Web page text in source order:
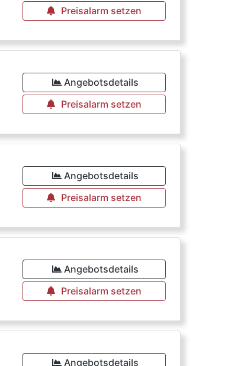
Preisalarm setzen
Angebotsdetails
Preisalarm setzen
Angebotsdetails
Preisalarm setzen
Angebotsdetails
Preisalarm setzen
Angebotsdetails